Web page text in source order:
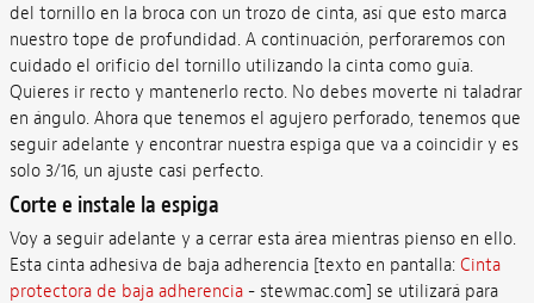
del tornillo en la broca con un trozo de cinta, así que esto marca
nuestro tope de profundidad. A continuación, perforaremos con
cuidado el orificio del tornillo utilizando la cinta como guía.
Quieres ir recto y mantenerlo recto. No debes moverte ni taladrar
en ángulo. Ahora que tenemos el agujero perforado, tenemos que
seguir adelante y encontrar nuestra espiga que va a coincidir y es
solo 3/16, un ajuste casi perfecto.
Corte e instale la espiga
Voy a seguir adelante y a cerrar esta área mientras pienso en ello.
Esta cinta adhesiva de baja adherencia [texto en pantalla: Cinta
protectora de baja adherencia- stewmac.com] se utilizará para